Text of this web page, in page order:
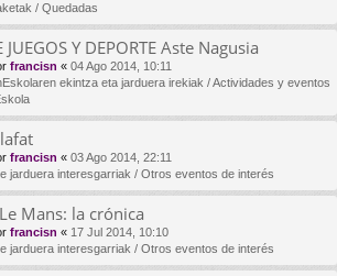
/ Quedadas
JUEGOS Y DEPORTE Aste Nagusia
francisn « 04 Ago 2014, 10:11
ekintza eta jarduera irekiak / Actividades y eventos
francisn « 03 Ago 2014, 22:11
jarduera interesgarriak / Otros eventos de interés
Mans: la crónica
francisn « 17 Jul 2014, 10:10
jarduera interesgarriak / Otros eventos de interés